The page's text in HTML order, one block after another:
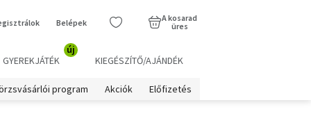
Belépek
A kosarad
üres
GYEREKJÁTÉK
új
KIEGÉSZÍTŐ/AJÁNDÉK
program Akciók Előfizetés